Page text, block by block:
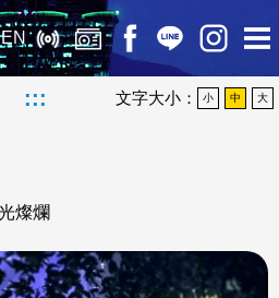
EN
::: 文字大小： 小 中 大
燦爛